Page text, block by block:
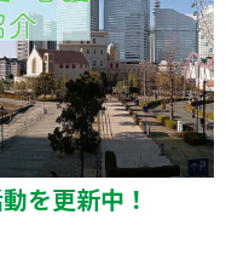
を更新中！